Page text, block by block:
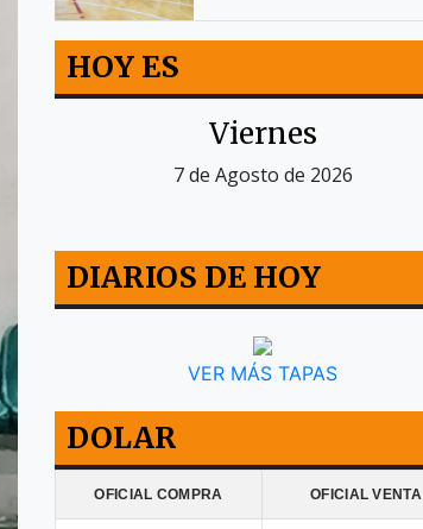
HOY ES
Viernes
7 de Agosto de 2026
DIARIOS DE HOY
VER MÁS TAPAS
DOLAR
OFICIAL COMPRA OFICIAL VENTA